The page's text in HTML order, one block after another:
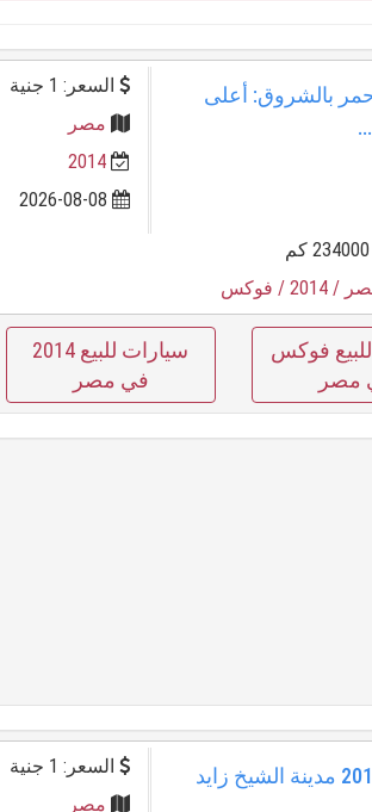
فوكس 2018 أحمر بالشروق: أعلى
/ 2014 / فوكس
السعر: 1 جنية
مصر
2014
2026-08-08
فوكس
مصر
سيارات للبيع 2014
في مصر
ايكو سبورت فورد 2019 مدينة الشيخ زايد
السعر: 1 جنية
مصر